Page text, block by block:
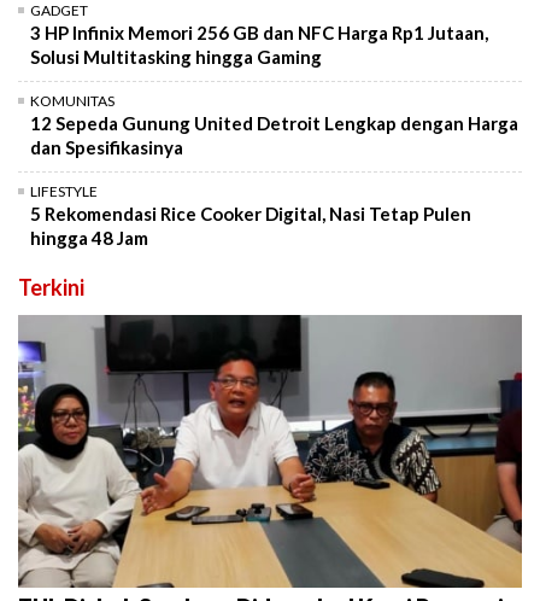
GADGET
3 HP Infinix Memori 256 GB dan NFC Harga Rp1 Jutaan,
Solusi Multitasking hingga Gaming
KOMUNITAS
12 Sepeda Gunung United Detroit Lengkap dengan Harga
dan Spesifikasinya
LIFESTYLE
5 Rekomendasi Rice Cooker Digital, Nasi Tetap Pulen
hingga 48 Jam
Terkini